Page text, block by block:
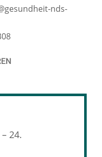
nds-
24.